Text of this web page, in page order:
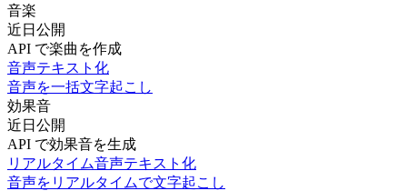
音楽
近日公開
API で楽曲を作成
音声テキスト化
音声を一括文字起こし
効果音
近日公開
API で効果音を生成
リアルタイム音声テキスト化
音声をリアルタイムで文字起こし